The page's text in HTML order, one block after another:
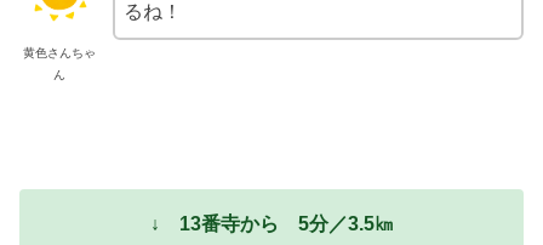
黄色さんちゃ
ん
るね！
↓ 13番寺から 5分／3.5㎞